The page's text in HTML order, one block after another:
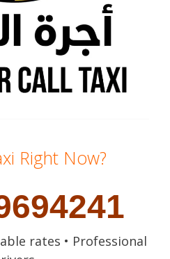
Right Now?
rates • Professional